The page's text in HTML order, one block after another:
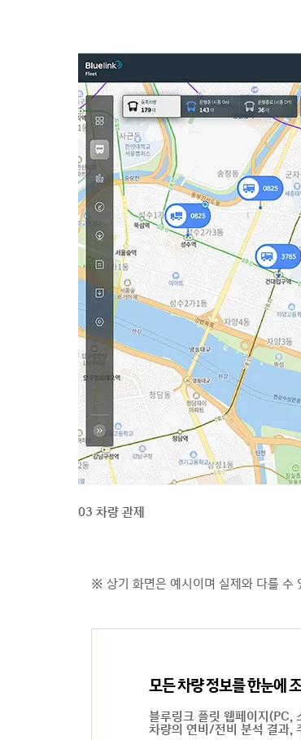
03 차량 관제
※ 상기 화면은 예시이며 실제와 다를 수
모든 차량 정보를 한눈에
블루링크 플릿 웹페이지(PC,
차량의 연비/전비 분석 결과,